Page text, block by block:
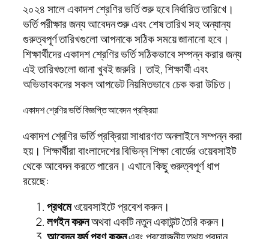
২০২৪ সালে একাদশ শ্রেণির ভর্তি শুরু হবে নির্ধারিত তারিখে।
ভর্তি পরীক্ষার জন্য আবেদন শুরু এবং শেষ তারিখ সহ অন্যান্য
গুরুত্বপূর্ণ তারিখগুলো আপনাকে সঠিক সময়ে জানানো হবে।
শিক্ষার্থীদের একাদশ শ্রেণির ভর্তি সঠিকভাবে সম্পন্ন করার জন্য
এই তারিখগুলো জানা খুবই জরুরি। তাই, শিক্ষার্থী এবং
অভিভাবকদের সকল আপডেট নিয়মিতভাবে চেক করা উচিত।
একাদশ শ্রেণির ভর্তি বিজ্ঞপ্তি আবেদন প্রক্রিয়া
একাদশ শ্রেণির ভর্তি প্রক্রিয়া সাধারণত অনলাইনে সম্পন্ন করা
হয়। শিক্ষার্থীরা বাংলাদেশের বিভিন্ন শিক্ষা বোর্ডের ওয়েবসাইট
থেকে আবেদন করতে পারেন। এখানে কিছু গুরুত্বপূর্ণ ধাপ
রয়েছে:
প্রথমেওয়েবসাইটে প্রবেশ করুন।
লগইন করুনঅথবা একটি নতুন একাউন্ট তৈরি করুন।